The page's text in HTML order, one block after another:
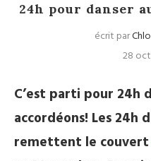
24h pour danser
écrit par
28
C’est parti pour 24h
accordéons! Les 24h
remettent le couvert